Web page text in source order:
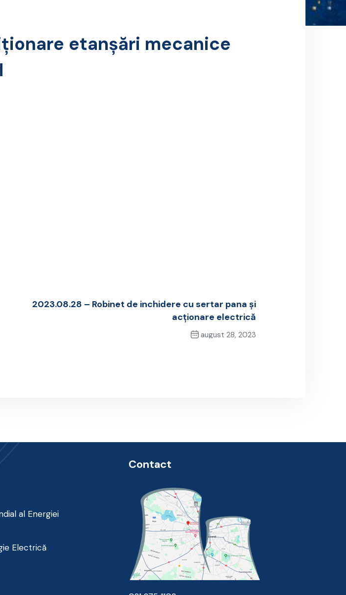
etanșări mecanice
2023.08.28 – Robinet de inchidere cu sertar pana și
acționare electrică
august 28, 2023
al Energiei
Electrică
Contact